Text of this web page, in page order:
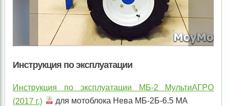
Инструкция по эксплуатации
Инструкция по эксплуатации МБ-2 МультиАГРО
(2017 г.)
для мотоблока Нева МБ-2Б-6.5 МА